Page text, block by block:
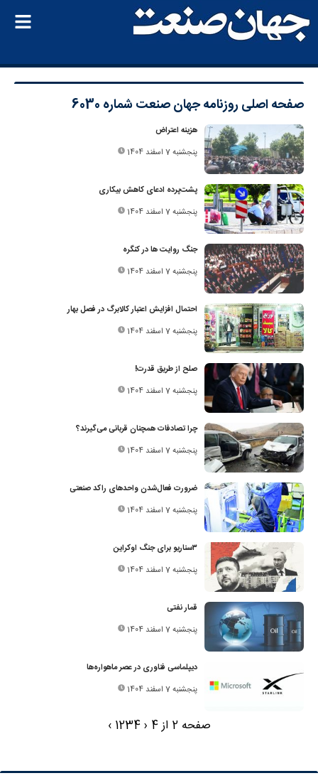
صفحه اصلی روزنامه جهان صنعت شماره 6030
هزینه اعتراض
پنجشنبه 7 اسفند 1404
پشت‌پرده ادعای کاهش بیکاری
پنجشنبه 7 اسفند 1404
جنگ روایت ها در کنگره
پنجشنبه 7 اسفند 1404
احتمال افزایش اعتبار کالابرگ در فصل بهار
پنجشنبه 7 اسفند 1404
صلح از طریق قدرت!
پنجشنبه 7 اسفند 1404
چرا تصادفات همچنان قربانی می‌گیرند؟
پنجشنبه 7 اسفند 1404
ضرورت فعال‌شدن واحدهای راکد صنعتی
پنجشنبه 7 اسفند 1404
۳سناریو برای جنگ اوکراین
پنجشنبه 7 اسفند 1404
قمار نفتی
پنجشنبه 7 اسفند 1404
دیپلماسی فناوری در عصر ماهواره‌ها
پنجشنبه 7 اسفند 1404
صفحه 2 از 4 ‹
1234
›